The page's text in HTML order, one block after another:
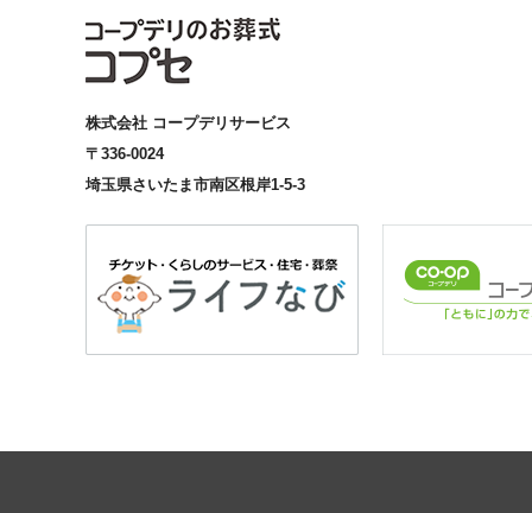
株式会社 コープデリサービス
〒336-0024
埼玉県さいたま市南区根岸1-5-3